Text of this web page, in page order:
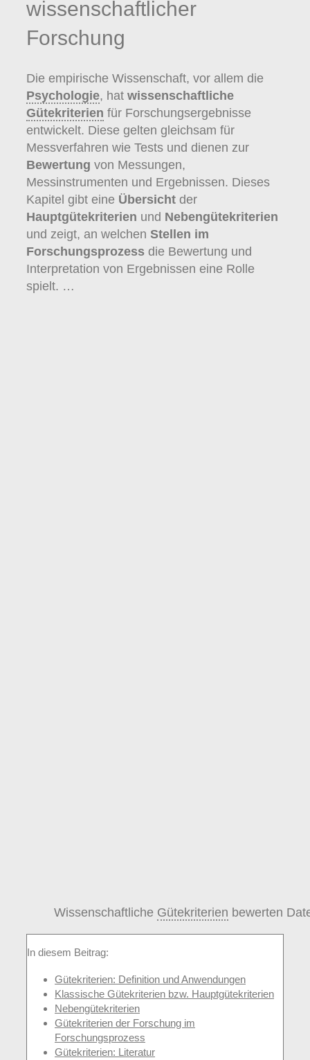
wissenschaftlicher
Forschung
Die empirische Wissenschaft, vor allem die
Psychologie, hat wissenschaftliche
Gütekriterien für Forschungsergebnisse
entwickelt. Diese gelten gleichsam für
Messverfahren wie Tests und dienen zur
Bewertung von Messungen,
Messinstrumenten und Ergebnissen. Dieses
Kapitel gibt eine Übersicht der
Hauptgütekriterien und Nebengütekriterien
und zeigt, an welchen Stellen im
Forschungsprozess die Bewertung und
Interpretation von Ergebnissen eine Rolle
spielt. …
Wissenschaftliche Gütekriterien bewerten
In diesem Beitrag:
Gütekriterien: Definition und Anwendungen
Klassische Gütekriterien bzw. Hauptgütekriterien
Nebengütekriterien
Gütekriterien der Forschung im
Forschungsprozess
Gütekriterien: Literatur